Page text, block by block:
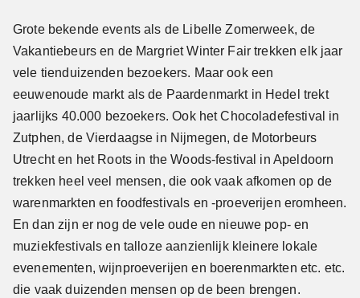
Grote bekende events als de Libelle Zomerweek, de
Vakantiebeurs en de Margriet Winter Fair trekken elk jaar
vele tienduizenden bezoekers. Maar ook een
eeuwenoude markt als de Paardenmarkt in Hedel trekt
jaarlijks 40.000 bezoekers. Ook het Chocoladefestival in
Zutphen, de Vierdaagse in Nijmegen, de Motorbeurs
Utrecht en het Roots in the Woods-festival in Apeldoorn
trekken heel veel mensen, die ook vaak afkomen op de
warenmarkten en foodfestivals en -proeverijen eromheen.
En dan zijn er nog de vele oude en nieuwe pop- en
muziekfestivals en talloze aanzienlijk kleinere lokale
evenementen, wijnproeverijen en boerenmarkten etc. etc.
die vaak duizenden mensen op de been brengen.